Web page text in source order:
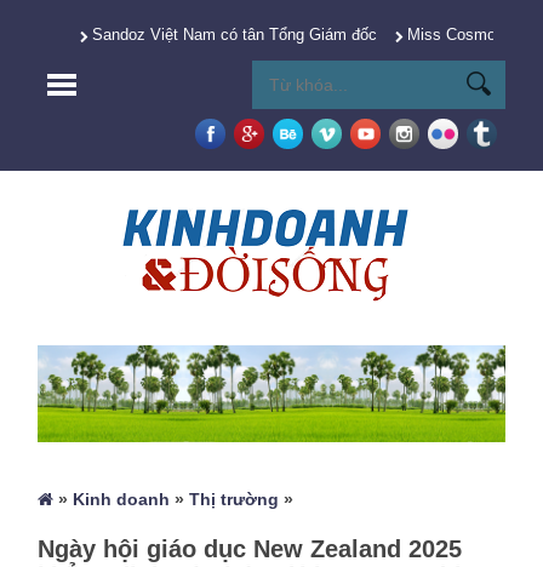
Sandoz Việt Nam có tân Tổng Giám đốc Miss Cosmo 2025
» Kinh doanh »Thị trường »
Ngày hội giáo dục New Zealand 2025